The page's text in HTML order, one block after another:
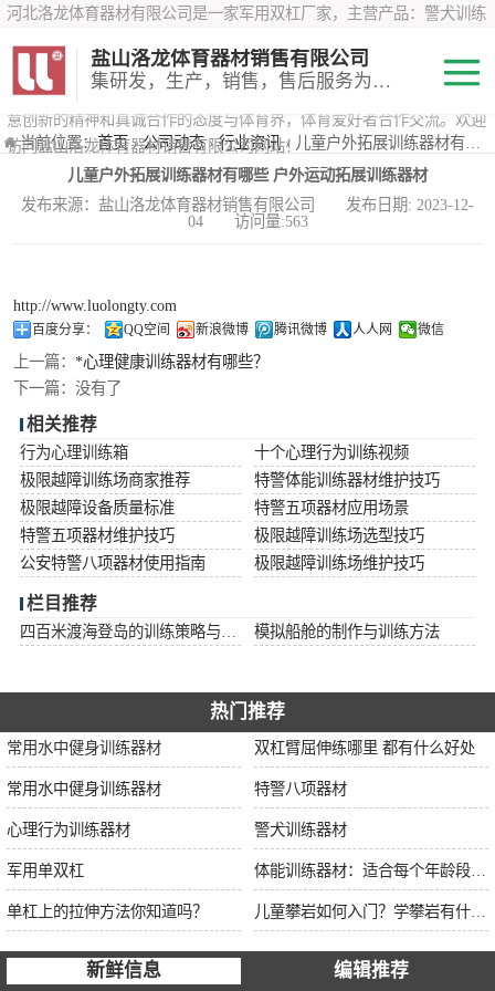
河北洛龙体育器材有限公司是一家军用双杠厂家，主营产品：警犬训练
*训练器材、400米障碍器材、军用单杠、军用双杠、军犬训练器材等训
练器材，咨询攀岩墙价格？在线咨询客服，公司以顾客至上的原则，锐
意创新的精神和真诚合作的态度与体育界，体育爱好者合作交流。欢迎
访问盐山洛龙体育器材销售有限公司网站！
盐山洛龙体育器材销售有限公司
集研发，生产，销售，售后服务为一体
当前位置：首页›公司动态›行业资讯› 儿童户外拓展训练器材有哪些 户外运动拓展训练器材
儿童户外拓展训练器材有哪些 户外运动拓展训练器材
发布来源：盐山洛龙体育器材销售有限公司 发布日期: 2023-12-
04 访问量:563
http://www.luolongty.com
百度分享： QQ空间 新浪微博 腾讯微博 人人网 微信
上一篇： *心理健康训练器材有哪些？
下一篇： 没有了
相关推荐
行为心理训练箱
十个心理行为训练视频
极限越障训练场商家推荐
特警体能训练器材维护技巧
极限越障设备质量标准
特警五项器材应用场景
特警五项器材维护技巧
极限越障训练场选型技巧
公安特警八项器材使用指南
极限越障训练场维护技巧
栏目推荐
模拟船舱的制作与训练方法
热门推荐
常用水中健身训练器材 双杠臂屈伸练哪里 都有什么好处
常用水中健身训练器材 特警八项器材
心理行为训练器材 警犬训练器材
军用单双杠
单杠上的拉伸方法你知道吗？
新鲜信息 编辑推荐
200米障碍器材
心理行为训练器
警犬训练器材
军用单双杠
400米障碍器材